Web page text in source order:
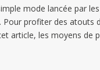
mode lancée par les
Pour profiter des atouts
article, les moyens de